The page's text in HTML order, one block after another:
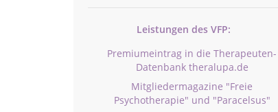
Leistungen des VFP:
Premiumeintrag in die Therapeuten-
Datenbank theralupa.de
Mitgliedermagazine "Freie
Psychotherapie" und "Paracelsus"